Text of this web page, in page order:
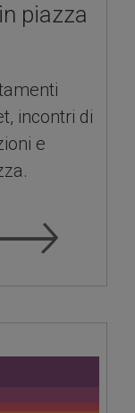
piazza
incontri di
e